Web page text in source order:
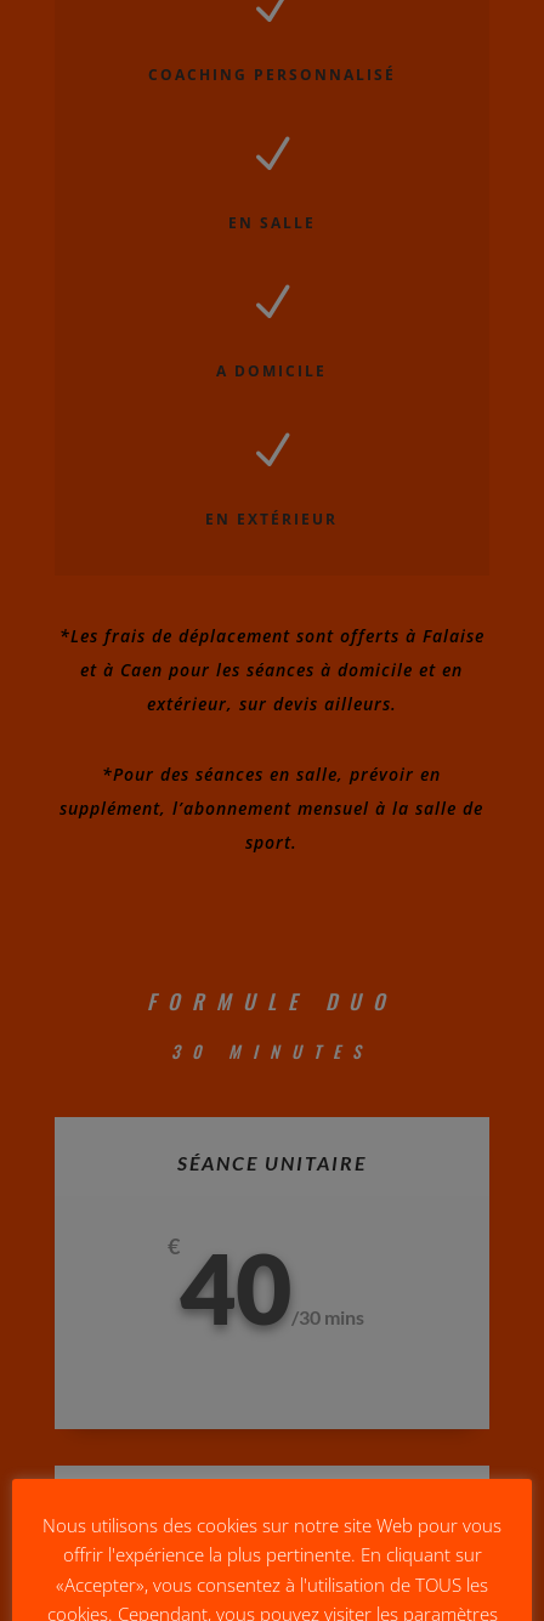
COACHING PERSONNALISÉ
N
EN SALLE
N
A DOMICILE
N
EN EXTÉRIEUR
*Les frais de déplacement sont offerts à Falaise
et à Caen pour les séances à domicile et en
extérieur, sur devis ailleurs.
*Pour des séances en salle, prévoir en
supplément, l’abonnement mensuel à la salle de
sport.
FORMULE DUO
30 MINUTES
SÉANCE UNITAIRE
€40/30 mins
€
Nous utilisons des cookies sur notre site Web pour vous
offrir l'expérience la plus pertinente. En cliquant sur
«Accepter», vous consentez à l'utilisation de TOUS les
cookies. Cependant, vous pouvez visiter les paramètres